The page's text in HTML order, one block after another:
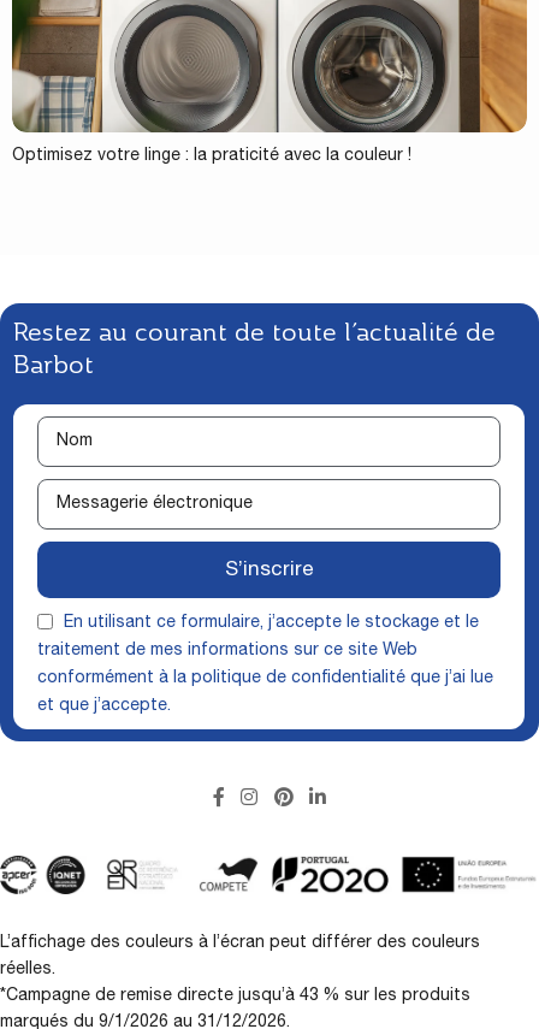
Optimisez votre linge : la praticité avec la couleur !
Restez au courant de toute l’actualité de
Barbot
En utilisant ce formulaire, j’accepte le stockage et le
traitement de mes informations sur ce site Web
conformément à la politique de confidentialité que j’ai lue
et que j’accepte.
S’inscrire
L’affichage des couleurs à l’écran peut différer des couleurs
réelles.
*Campagne de remise directe jusqu’à 43 % sur les produits
marqués du 9/1/2026 au 31/12/2026.